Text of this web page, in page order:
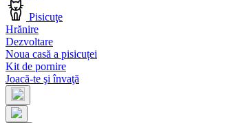
Pisicuţe
Hrănire
Dezvoltare
Noua casă a pisicuței
Kit de pornire
Joacă-te şi învaţă